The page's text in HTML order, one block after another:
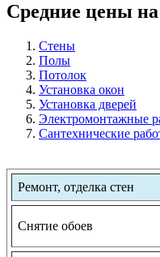
Средние цены
Стены
Полы
Потолок
Установка окон
Установка дверей
Электромонтажные
Сантехнические
Ремонт, отделка стен
Снятие обоев